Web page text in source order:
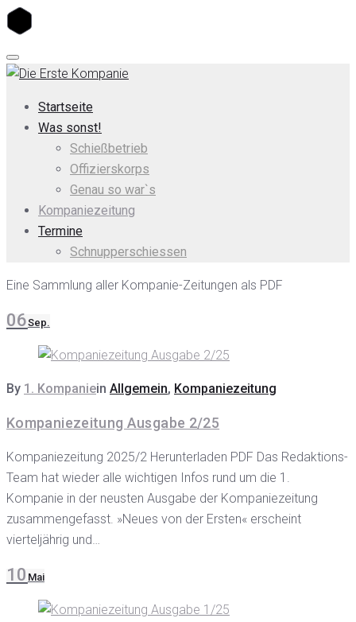
Skip
to
Startseite
Was sonst!
Schießbetrieb
Offizierskorps
Genau so war`s
Kompaniezeitung
Termine
Schnupperschiessen
Kategorie:
Kompaniezeitung
Eine Sammlung aller Kompanie-Zeitungen als PDF
06Sep.
By 1. Kompaniein Allgemein, Kompaniezeitung
Kompaniezeitung Ausgabe 2/25
Kompaniezeitung 2025/2 Herunterladen PDF Das Redaktions-
Team hat wieder alle wichtigen Infos rund um die 1.
Kompanie in der neusten Ausgabe der Kompaniezeitung
zusammengefasst. »Neues von der Ersten« erscheint
vierteljährig und…
10 Mai